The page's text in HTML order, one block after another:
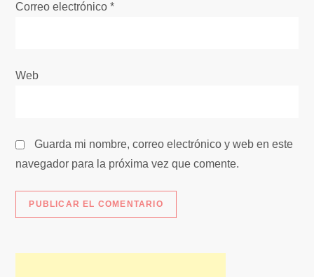
r
d
s
Correo electrónico*
Web
Guarda mi nombre, correo electrónico y web en este
navegador para la próxima vez que comente.